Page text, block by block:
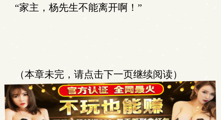
“家主，杨先生不能离开啊！”
（本章未完，请点击下一页继续阅读）